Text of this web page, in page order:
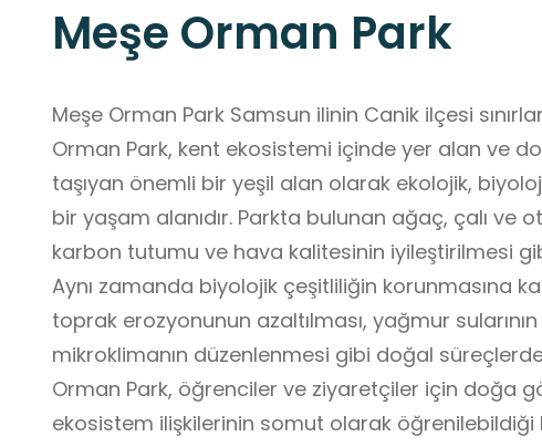
Meşe Orman Park
Meşe Orman Park Samsun ilinin Canik ilçesi
Orman Park, kent ekosistemi içinde yer alan ve
taşıyan önemli bir yeşil alan olarak ekolojik,
bir yaşam alanıdır. Parkta bulunan ağaç, çalı ve
karbon tutumu ve hava kalitesinin iyileştirilmesi
Aynı zamanda biyolojik çeşitliliğin korunmasına
toprak erozyonunun azaltılması, yağmur
mikroklimanın düzenlenmesi gibi doğal
Orman Park, öğrenciler ve ziyaretçiler için doğa
ekosistem ilişkilerinin somut olarak öğrenilebildiği